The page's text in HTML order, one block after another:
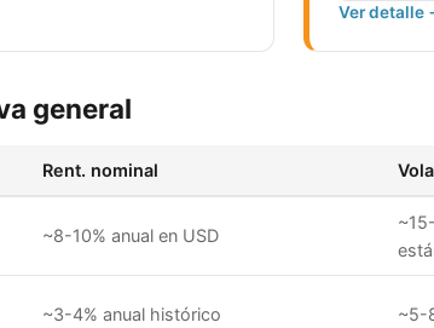
Ver detalle
general
Rent. nominal
~8-10% anual en USD
~3-4% anual histórico ~5-